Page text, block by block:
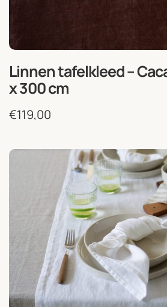
Linnen tafelkleed –
x 300 cm
€119,00